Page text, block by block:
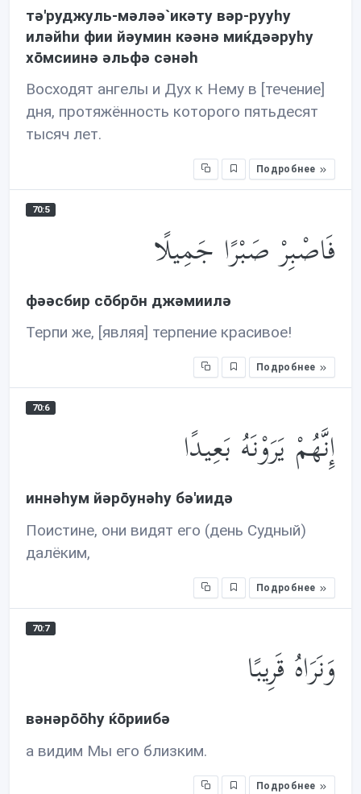
тə'руджуль-мəлəə`икəту вəр-рууhу
илəйhи фии йəумин кəəнə миќдəəруhу
хōмсиинə əльфə сəнəh
Восходят ангелы и Дух к Нему в [течение]
дня, протяжённость которого пятьдесят
тысяч лет.
Подробнее
70:5
فَاصْبِرْ صَبْرًا جَمِيلًا
фəəсбир сōбрōн джəмиилə
Терпи же, [являя] терпение красивое!
Подробнее
70:6
إِنَّهُمْ يَرَوْنَهُ بَعِيدًا
иннəhум йəрōунəhу бə'иидə
Поистине, они видят его (день Судный)
далёким,
Подробнее
70:7
وَنَرَاهُ قَرِيبًا
вəнəрōōhу ќōриибə
а видим Мы его близким.
Подробнее